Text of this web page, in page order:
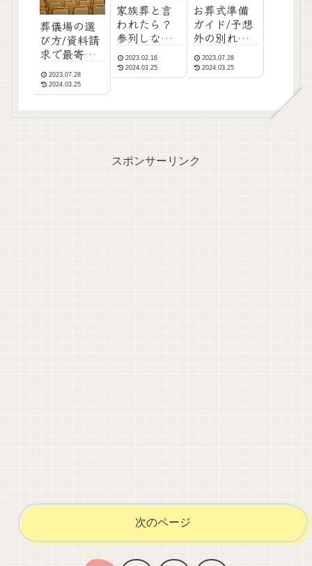
家族葬と言
われたら？
参列しな
い？香典
は？友人、
近所、職
2023.02.16
2024.03.25
お葬式準備
ガイド/予想
外の別れに
悔いなく対
応するため
の
2023.07.28
2024.03.25
葬儀場の選
び方/資料請
求で最寄り
の葬儀場情
報を入手で
きる
2023.07.28
2024.03.25
スポンサーリンク
次のページ